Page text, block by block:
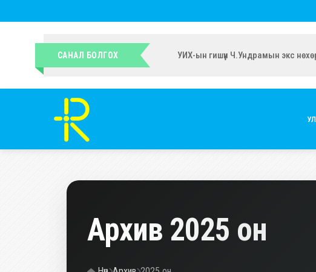
САНАЛ БОЛГОХ УИХ-ын гишүүн Ч.Ундрамын экс
Архив 2025 он